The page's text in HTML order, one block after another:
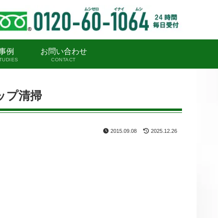
例 お問い合わせ
CONTACT
プ清掃
2015.09.08 2025.12.26